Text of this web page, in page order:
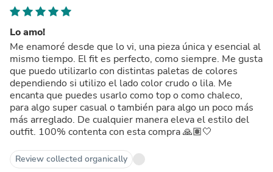
Lo amo!
Me enamoré desde que lo vi, una pieza única y esencial al
mismo tiempo. El fit es perfecto, como siempre. Me gusta
que puedo utilizarlo con distintas paletas de colores
dependiendo si utilizo el lado color crudo o lila. Me
encanta que puedes usarlo como top o como chaleco,
para algo super casual o también para algo un poco más
más arreglado. De cualquier manera eleva el estilo del
outfit. 100% contenta con esta compra 🙏🏽🤍
Review collected organically